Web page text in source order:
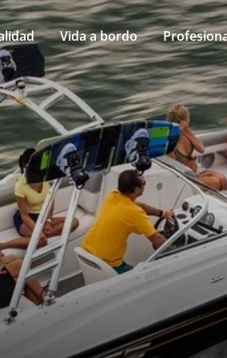
Vida a bordo